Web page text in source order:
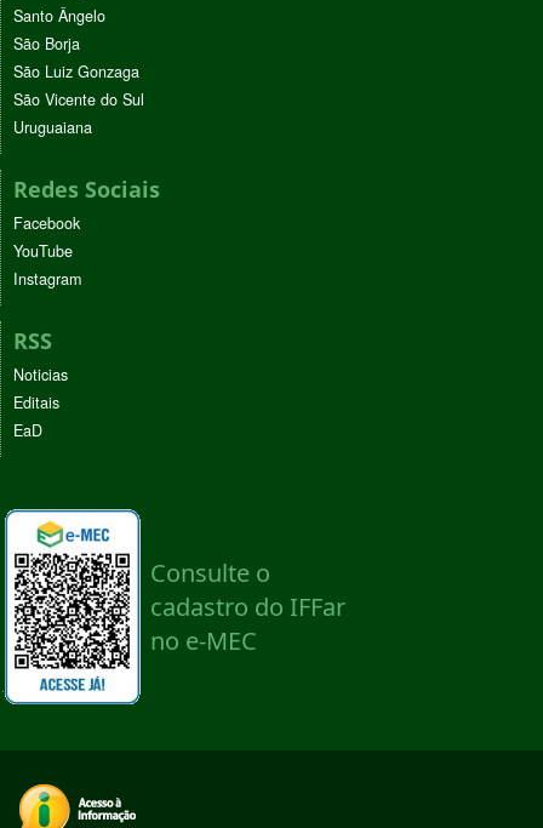
Santo Ângelo
São Borja
São Luiz Gonzaga
São Vicente do Sul
Uruguaiana
Redes Sociais
Facebook
YouTube
Instagram
RSS
Noticias
Editais
EaD